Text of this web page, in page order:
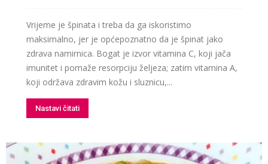
Vrijeme je špinata i treba da ga iskoristimo
maksimalno, jer je općepoznatno da je špinat jako
zdrava namirnica. Bogat je izvor vitamina C, koji jača
imunitet i pomaže resorpciju željeza; zatim vitamina A,
koji održava zdravim kožu i sluznicu,...
Nastavi čitati